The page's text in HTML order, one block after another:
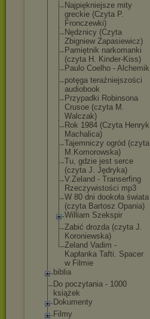
Najpiękniejsze mity
greckie (Czyta P.
Fronczewki)
Nędznicy (Czyta
Zbigniew Zapasiewicz)
Pamiętnik narkomanki
(czyta H. Kinder-Kiss)
Paulo Coelho - Alchemik
potęga teraźniejszości
audiobook
Przypadki Robinsona
Crusoe (czyta M.
Walczak)
Rok 1984 (Czyta Henryk
Machalica)
Tajemniczy ogród (czyta
M.Komorowska)
Tu, gdzie jest serce
(czyta J. Jędryka)
V.Zeland - Transerfing
Rzeczywistości mp3
W 80 dni dookoła świata
(czyta Bartosz Opania)
William Szekspir
Zabić drozda (czyta J.
Koroniewska)
Zeland Vadim -
Kapłanka Tafti. Spacer
w Filmie
biblia
Do poczytania - 1000
książek
Dokumenty
Filmy